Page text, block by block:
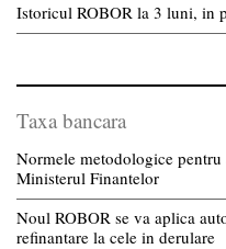
Istoricul ROBOR la 3 luni, in
Taxa bancara
Normele metodologice
Ministerul Finantelor
Noul ROBOR se va aplica
refinantare la cele in derulare